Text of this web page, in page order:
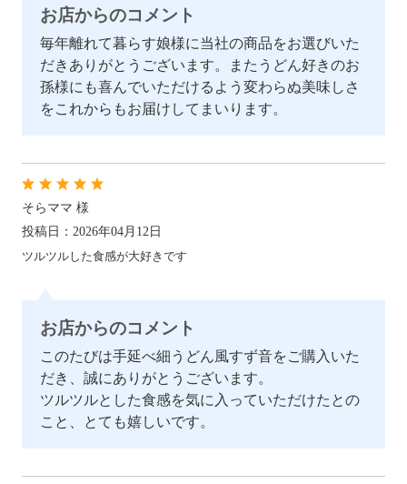
お店からのコメント
毎年離れて暮らす娘様に当社の商品をお選びいた
だきありがとうございます。またうどん好きのお
孫様にも喜んでいただけるよう変わらぬ美味しさ
をこれからもお届けしてまいります。
そらママ 様
投稿日：2026年04月12日
ツルツルした食感が大好きです
お店からのコメント
このたびは手延べ細うどん風すず音をご購入いた
だき、誠にありがとうございます。
ツルツルとした食感を気に入っていただけたとの
こと、とても嬉しいです。